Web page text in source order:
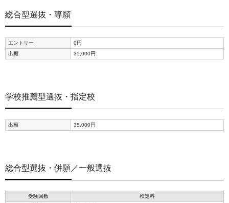
総合型選抜・専願
エントリー
0円
出願
35,000円
学校推薦型選抜・指定校
出願 35,000円
総合型選抜・併願／一般選抜
受験回数
検定料